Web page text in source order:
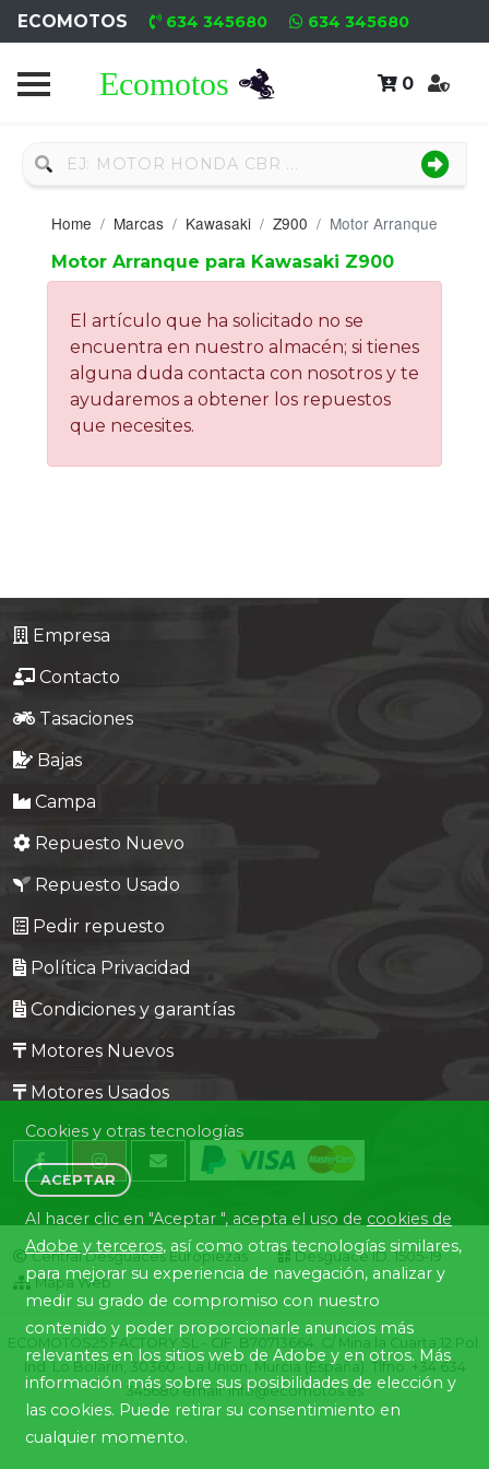
ECOMOTOS 634 345680 634 345680
0
Home
Nuevo
Neumáticos
Campa
Motores
Nuevos
Motores
Usados
Empresa
Contacto
Home Marcas Kawasaki Z900 Motor Arranque
Motor Arranque para Kawasaki Z900
El artículo que ha solicitado no se
encuentra en nuestro almacén; si tienes
alguna duda contacta con nosotros y te
ayudaremos a obtener los repuestos
que necesites.
Empresa
Contacto
Tasaciones
Bajas
Campa
Repuesto Nuevo
Repuesto Usado
Pedir repuesto
Política Privacidad
Condiciones y garantías
Motores Nuevos
Motores Usados
Central Desguaces Europiezas
Desguace ID. 1505-19
Mapa Web
ECOMOTOS25 FACTORY SL - CIF: B70713664. C/ Mina la Cuarta,12 Pol.
Ind. Lo Bolarín, 30360 - La Union, Murcia (España). Tlfno. +34 634
345680 email: info@ecomotos.es
Cookies y otras tecnologías
ACEPTAR
Al hacer clic en "Aceptar ", acepta el uso de cookies de
Adobe y terceros, así como otras tecnologías similares,
para mejorar su experiencia de navegación, analizar y
medir su grado de compromiso con nuestro
contenido y poder proporcionarle anuncios más
relevantes en los sitios web de Adobe y en otros. Más
información más sobre sus posibilidades de elección y
las cookies. Puede retirar su consentimiento en
cualquier momento.